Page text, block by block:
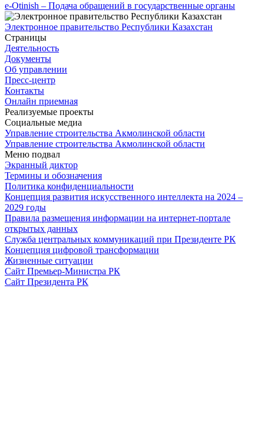
e-Otinish – Подача обращений в государственные органы
Электронное правительство Республики Казахстан
Страницы
Деятельность
Документы
Об управлении
Пресс-центр
Контакты
Онлайн приемная
Реализуемые проекты
Социальные медиа
Управление строительства Акмолинской области
Управление строительства Акмолинской области
Меню подвал
Экранный диктор
Термины и обозначения
Политика конфиденциальности
Концепция развития искусственного интеллекта на 2024 –
2029 годы
Правила размещения информации на интернет-портале
открытых данных
Служба центральных коммуникаций при Президенте РК
Концепция цифровой трансформации
Жизненные ситуации
Сайт Премьер-Министра РК
Сайт Президента РК